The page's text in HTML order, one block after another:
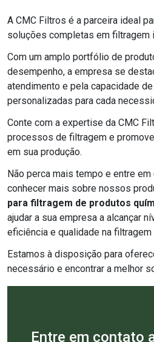
A CMC Filtros é a parceira ideal
soluções completas em filtragem
Com um amplo portfólio de
desempenho, a empresa se
atendimento e pela capacidade
personalizadas para cada
Conte com a expertise da CMC
processos de filtragem e
em sua produção.
Não perca mais tempo e entre
conhecer mais sobre nossos
para filtragem de produtos
ajudar a sua empresa a alcançar
eficiência e qualidade na
Estamos à disposição para
necessário e encontrar a melhor
Entre em contato